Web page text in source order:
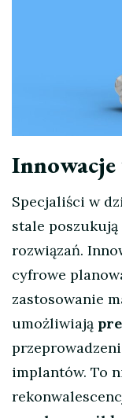
Specjaliści w
stale
rozwiązań.
cyfrowe
zastosowanie
umożliwiają
implantów. To